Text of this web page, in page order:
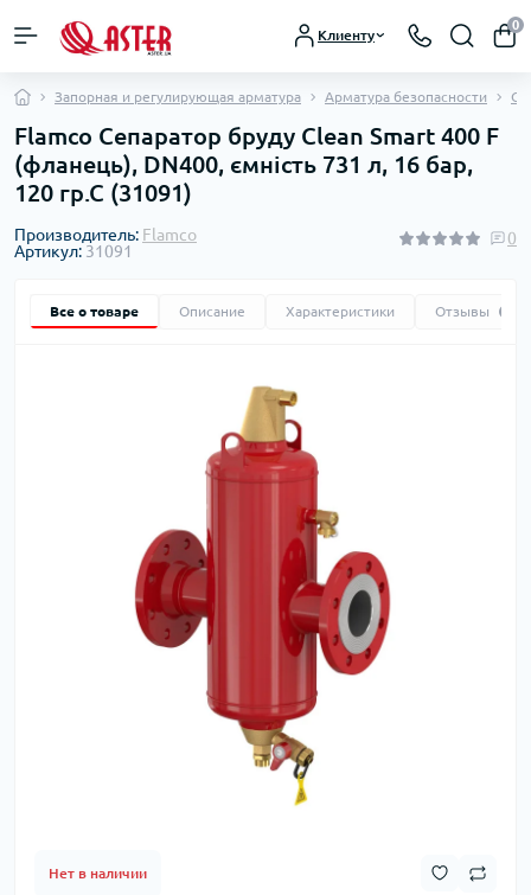
Клиенту
0
Запорная и регулирующая арматура Арматура безопасности
Flamco Сепаратор бруду Clean Smart 400 F
(фланець), DN400, ємність 731 л, 16 бар,
120 гр.С (31091)
Производитель: Flamco
Артикул: 31091
0
Все о товаре Описание Характеристики Отзывы
Нет в наличии